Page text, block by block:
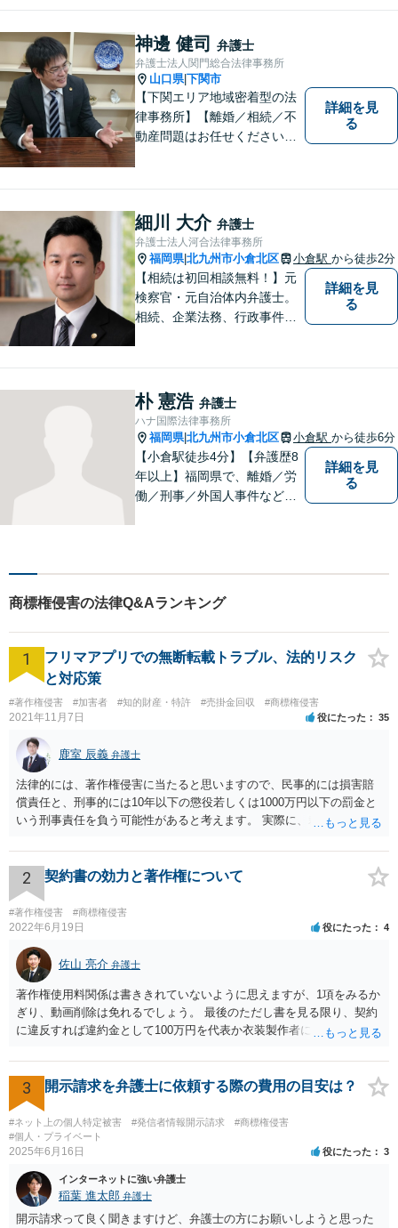
神邊 健司 弁護士
弁護士法人関門総合法律事務所
山口県|下関市
【下関エリア地域密着型の法
律事務所】【離婚／相続／不
動産問題はお任せください】
相談ください。お一人おひと
りの声を大切にし、適切な解
決方法をご提案いたします。
詳細を見
る
細川 大介 弁護士
弁護士法人河合法律事務所
福岡県|北九州市小倉北区 小倉駅 から徒歩2分
【相続は初回相談無料！】元
検察官・元自治体内弁護士。
相続、企業法務、行政事件、
詳細を見
る
朴 憲浩 弁護士
ハナ国際法律事務所
福岡県|北九州市小倉北区 小倉駅 から徒歩6分
【小倉駅徒歩4分】【弁護歴8
年以上】福岡県で、離婚／労
働／刑事／外国人事件などに
会話のキャッチボールを積み
重ねながら解決へと動いてま
いります。【韓国語対応可】
詳細を見
る
商標権侵害の法律Q&Aランキング
1
フリマアプリでの無断転載トラブル、法的リスク
と対応策
#著作権侵害 #加害者 #知的財産・特許 #売掛金回収 #商標権侵害
2021年11月7日 役にたった 35
鹿室 辰義 弁護士
法律的には、著作権侵害に当たると思いますので、民事的には損害賠
償責任と、刑事的には10年以下の懲役若しくは1000万円以下の罰金と
いう刑事責任を負う可能性があると考えます。 実際に、裁判になった
受理すると、取調べ等の捜査が行われる可能性があります。 そして、
刑事責任を軽くするためには、被害弁償等を行う必要があります。 今
後の対応としては、まずは、弁護士に相談するのが良いと思います。
2 契約書の効力と著作権について
#著作権侵害 #商標権侵害
2022年6月19日 役にたった 4
佐山 亮介 弁護士
著作権使用料関係は書ききれていないように思えますが、1項をみるか
ぎり、動画削除は免れるでしょう。 最後のただし書を見る限り、契約
に違反すれば違約金として100万円を代表か衣装製作者に請求できると
しては少しはっきりしないように思います。 こちらからどの時点で打
って出るかはこちらに都合よく契約書を解釈して決めて良いと思いま
すが、裁判にもつれ込んだ場合、第三者の目から見て客観的にも条件
が守られないとはっきり言えるのは相手が削除請求をしたことが記録
上はっきりするとき（例えばYouTubeへの通報などにより動画を削除
させた時）となるかも知れません。 以上を前提に、まずは動画の配信
は合意に基づく正当な権利だと主張し、相手が反論や削除請求の通
報・裁判等をしてきたら弁護士に依頼して対応するとよいと考えま
す。
3 開示請求を弁護士に依頼する際の費用の目安は？
#ネット上の個人特定被害 #発信者情報開示請求
#商標権侵害
#個人・プライベート
2025年6月16日 役にたった 3
インターネットに強い弁護士
稲葉 進太郎 弁護士
開示請求って良く聞きますけど、弁護士の方にお願いしようと思った